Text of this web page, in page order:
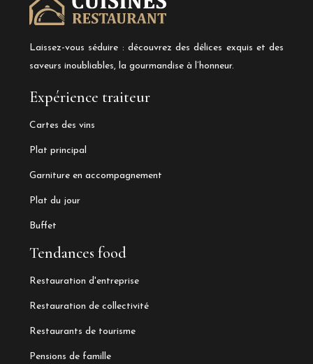
Laissez-vous séduire : découvrez des délices exquis et des
saveurs inoubliables, la gourmandise à l’honneur.
Expérience traiteur
Cartes des vins
Plat principal
Garniture en accompagnement
Plat du jour
Buffet
Tendances food
Restauration d'entreprise
Restauration de collectivité
Restaurants de tourisme
Pensions de famille